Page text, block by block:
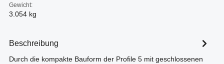
Gewicht:
3.054 kg
Beschreibung
Durch die kompakte Bauform der Profile 5 mit geschlossenen